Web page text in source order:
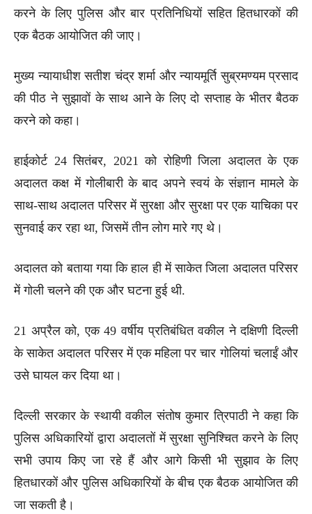
करने के लिए पुलिस और बार प्रतिनिधियों सहित हितधारकों की
एक बैठक आयोजित की जाए।
मुख्य न्यायाधीश सतीश चंद्र शर्मा और न्यायमूर्ति सुब्रमण्यम प्रसाद
की पीठ ने सुझावों के साथ आने के लिए दो सप्ताह के भीतर बैठक
करने को कहा।
हाईकोर्ट 24 सितंबर, 2021 को रोहिणी जिला अदालत के एक
अदालत कक्ष में गोलीबारी के बाद अपने स्वयं के संज्ञान मामले के
साथ-साथ अदालत परिसर में सुरक्षा और सुरक्षा पर एक याचिका पर
सुनवाई कर रहा था, जिसमें तीन लोग मारे गए थे।
अदालत को बताया गया कि हाल ही में साकेत जिला अदालत परिसर
में गोली चलने की एक और घटना हुई थी.
21 अप्रैल को, एक 49 वर्षीय प्रतिबंधित वकील ने दक्षिणी दिल्ली
के साकेत अदालत परिसर में एक महिला पर चार गोलियां चलाईं और
उसे घायल कर दिया था।
दिल्ली सरकार के स्थायी वकील संतोष कुमार त्रिपाठी ने कहा कि
पुलिस अधिकारियों द्वारा अदालतों में सुरक्षा सुनिश्चित करने के लिए
सभी उपाय किए जा रहे हैं और आगे किसी भी सुझाव के लिए
हितधारकों और पुलिस अधिकारियों के बीच एक बैठक आयोजित की
जा सकती है।